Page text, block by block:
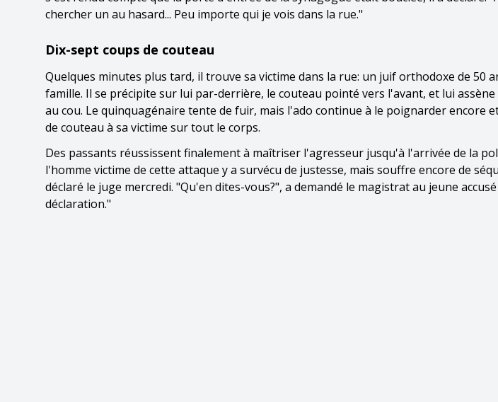
chercher un au hasard... Peu importe qui je vois dans la rue."
Dix-sept coups de couteau
Quelques minutes plus tard, il trouve sa victime dans la rue: un juif orthodoxe de 50
famille. Il se précipite sur lui par-derrière, le couteau pointé vers l'avant, et lui
au cou. Le quinquagénaire tente de fuir, mais l'ado continue à le poignarder encore
de couteau à sa victime sur tout le corps.
Des passants réussissent finalement à maîtriser l'agresseur jusqu'à l'arrivée de la
l'homme victime de cette attaque y a survécu de justesse, mais souffre encore de
déclaré le juge mercredi. "Qu'en dites-vous?", a demandé le magistrat au jeune
déclaration."